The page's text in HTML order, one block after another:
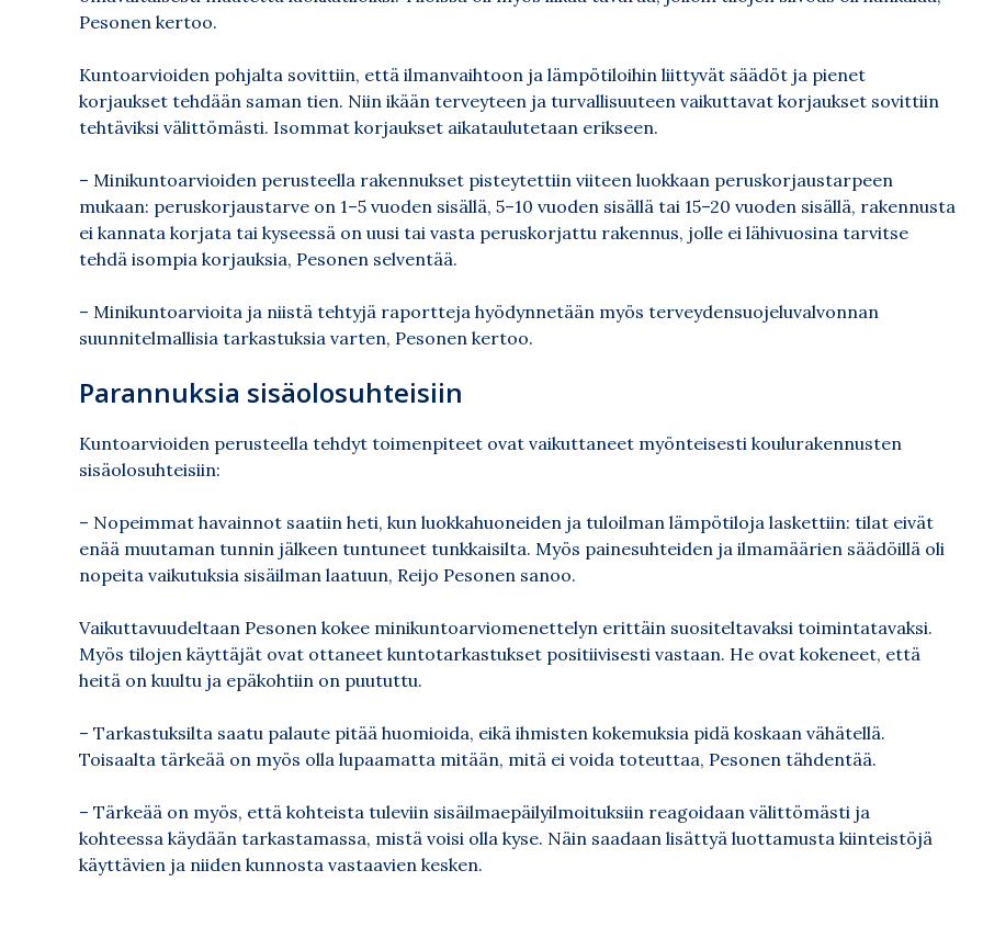
Pesonen kertoo.
Kuntoarvioiden pohjalta sovittiin, että ilmanvaihtoon ja lämpötiloihin liittyvät säädöt ja pienet
korjaukset tehdään saman tien. Niin ikään terveyteen ja turvallisuuteen vaikuttavat korjaukset sovittiin
tehtäviksi välittömästi. Isommat korjaukset aikataulutetaan erikseen.
– Minikuntoarvioiden perusteella rakennukset pisteytettiin viiteen luokkaan peruskorjaustarpeen
mukaan: peruskorjaustarve on 1–5 vuoden sisällä, 5–10 vuoden sisällä tai 15–20 vuoden sisällä, rakennusta
ei kannata korjata tai kyseessä on uusi tai vasta peruskorjattu rakennus, jolle ei lähivuosina tarvitse
tehdä isompia korjauksia, Pesonen selventää.
– Minikuntoarvioita ja niistä tehtyjä raportteja hyödynnetään myös terveydensuojeluvalvonnan
suunnitelmallisia tarkastuksia varten, Pesonen kertoo.
Parannuksia sisäolosuhteisiin
Kuntoarvioiden perusteella tehdyt toimenpiteet ovat vaikuttaneet myönteisesti koulurakennusten
sisäolosuhteisiin:
– Nopeimmat havainnot saatiin heti, kun luokkahuoneiden ja tuloilman lämpötiloja laskettiin: tilat eivät
enää muutaman tunnin jälkeen tuntuneet tunkkaisilta. Myös painesuhteiden ja ilmamäärien säädöillä oli
nopeita vaikutuksia sisäilman laatuun, Reijo Pesonen sanoo.
Vaikuttavuudeltaan Pesonen kokee minikuntoarviomenettelyn erittäin suositeltavaksi toimintatavaksi.
Myös tilojen käyttäjät ovat ottaneet kuntotarkastukset positiivisesti vastaan. He ovat kokeneet, että
heitä on kuultu ja epäkohtiin on puututtu.
– Tarkastuksilta saatu palaute pitää huomioida, eikä ihmisten kokemuksia pidä koskaan vähätellä.
Toisaalta tärkeää on myös olla lupaamatta mitään, mitä ei voida toteuttaa, Pesonen tähdentää.
– Tärkeää on myös, että kohteista tuleviin sisäilmaepäilyilmoituksiin reagoidaan välittömästi ja
kohteessa käydään tarkastamassa, mistä voisi olla kyse. Näin saadaan lisättyä luottamusta kiinteistöjä
käyttävien ja niiden kunnosta vastaavien kesken.